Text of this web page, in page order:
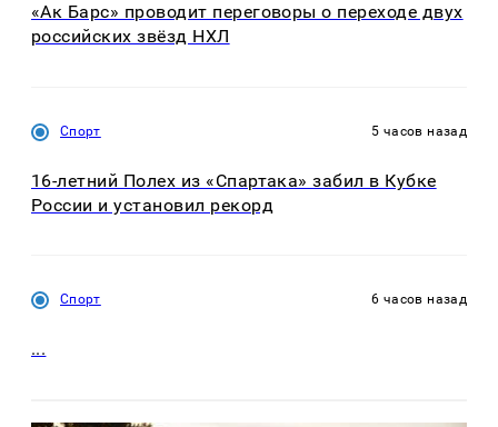
«Ак Барс» проводит переговоры о переходе двух
российских звёзд НХЛ
Спорт 5 часов назад
16-летний Полех из «Спартака» забил в Кубке
России и установил рекорд
Спорт 6 часов назад
...